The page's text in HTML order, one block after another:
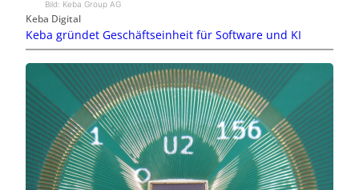
Bild: Keba Group AG
Keba Digital
Keba gründet Geschäftseinheit für Software und KI